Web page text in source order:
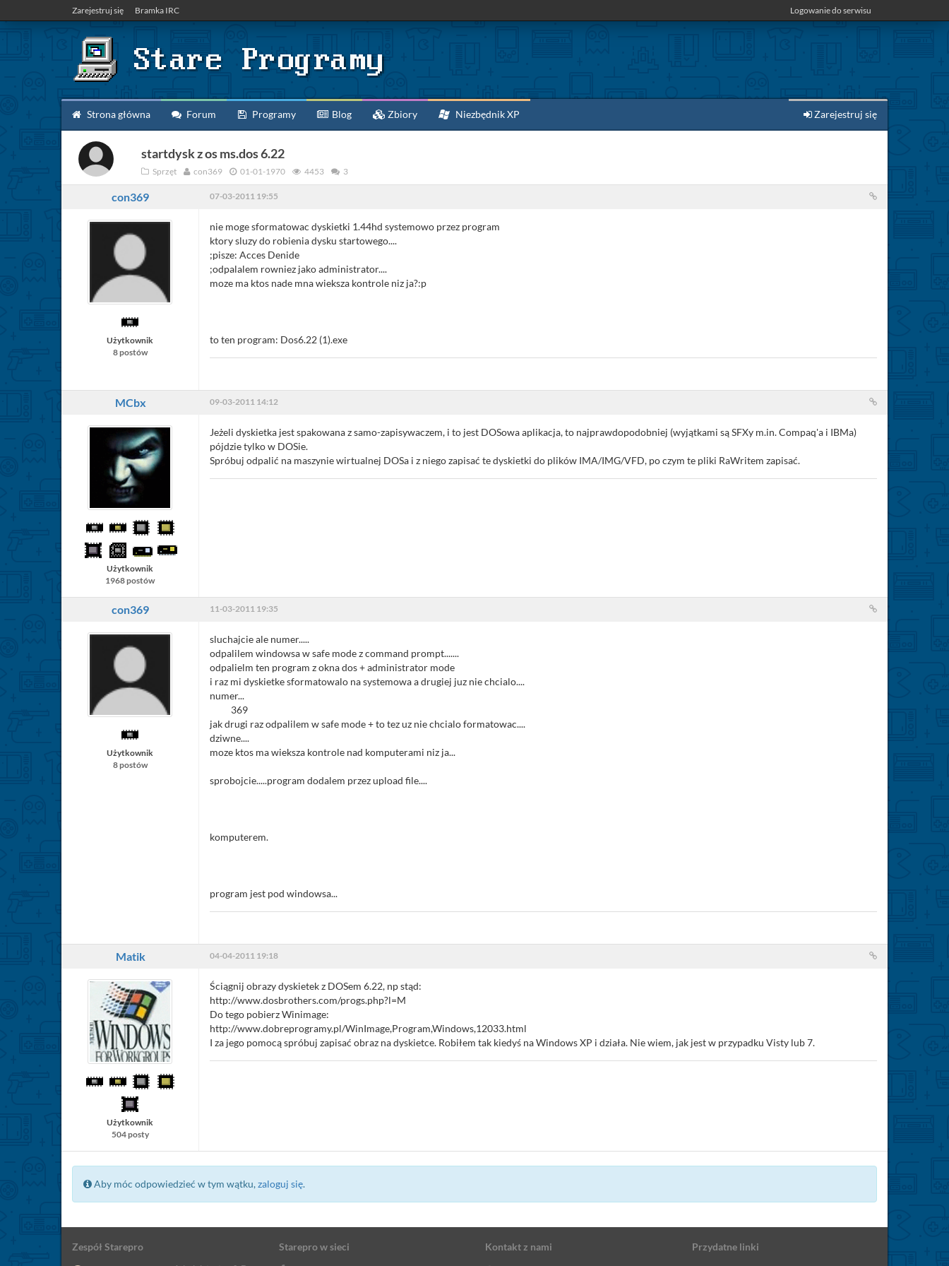
Zarejestruj się Bramka IRC Logowanie do serwisu
Strona główna Forum Programy Blog Zbiory Niezbędnik XP Zarejestruj się
startdysk z os ms.dos 6.22
Sprzęt con369 01-01-1970 4453 3
con369 07-03-2011 19:55
Użytkownik
8 postów
nie moge sformatowac dyskietki 1.44hd systemowo przez program
ktory sluzy do robienia dysku startowego....
;pisze: Acces Denide
;odpalalem rowniez jako administrator....
moze ma ktos nade mna wieksza kontrole niz ja?:p
to ten program: Dos6.22 (1).exe
MCbx 09-03-2011 14:12
Użytkownik
1968 postów
Jeżeli dyskietka jest spakowana z samo-zapisywaczem, i to jest DOSowa aplikacja, to najprawdopodobniej (wyjątkami są SFXy m.in. Compaq'a i IBMa)
pójdzie tylko w DOSie.
Spróbuj odpalić na maszynie wirtualnej DOSa i z niego zapisać te dyskietki do plików IMA/IMG/VFD, po czym te pliki RaWritem zapisać.
con369 11-03-2011 19:35
Użytkownik
8 postów
sluchajcie ale numer.....
odpalilem windowsa w safe mode z command prompt.......
odpalielm ten program z okna dos + administrator mode
i raz mi dyskietke sformatowalo na systemowa a drugiej juz nie chcialo....
numer...
369
jak drugi raz odpalilem w safe mode + to tez uz nie chcialo formatowac....
dziwne....
moze ktos ma wieksza kontrole nad komputerami niz ja...
sprobojcie.....program dodalem przez upload file....
komputerem.
program jest pod windowsa...
Matik 04-04-2011 19:18
Użytkownik
504 posty
Ściągnij obrazy dyskietek z DOSem 6.22, np stąd:
http://www.dosbrothers.com/progs.php?l=M
Do tego pobierz Winimage:
http://www.dobreprogramy.pl/WinImage,Program,Windows,12033.html
I za jego pomocą spróbuj zapisać obraz na dyskietce. Robiłem tak kiedyś na Windows XP i działa. Nie wiem, jak jest w przypadku Visty lub 7.
Aby móc odpowiedzieć w tym wątku,zaloguj się.
Zespół Starepro Starepro w sieci Kontakt z nami Przydatne linki